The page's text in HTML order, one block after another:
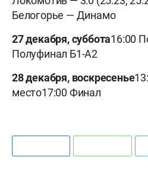
Белогорье — Динамо
27 декабря, суббота16:00
Полуфинал Б1-А2
28 декабря, воскресенье
место17:00 Финал